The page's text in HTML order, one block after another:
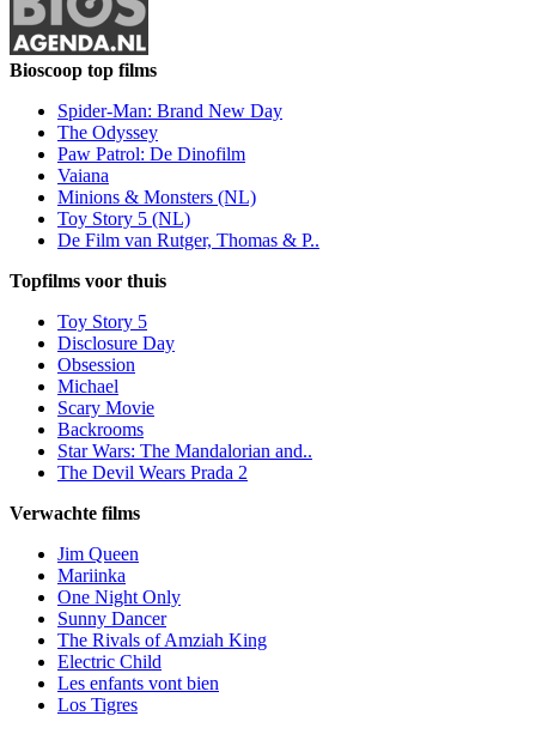
Bioscoop top films
Spider-Man: Brand New Day
The Odyssey
Paw Patrol: De Dinofilm
Vaiana
Minions & Monsters (NL)
Toy Story 5 (NL)
De Film van Rutger, Thomas & P..
Topfilms voor thuis
Toy Story 5
Disclosure Day
Obsession
Michael
Scary Movie
Backrooms
Star Wars: The Mandalorian and..
The Devil Wears Prada 2
Verwachte films
Jim Queen
Mariinka
One Night Only
Sunny Dancer
The Rivals of Amziah King
Electric Child
Les enfants vont bien
Los Tigres